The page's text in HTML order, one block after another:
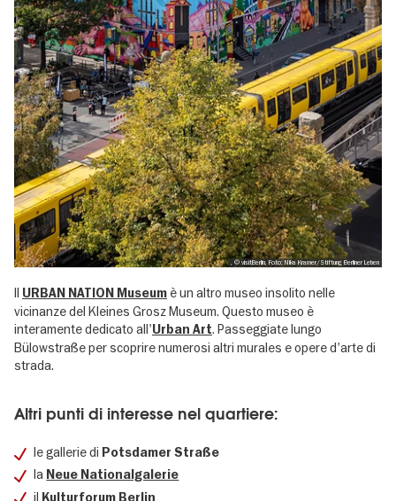
, © visitBerlin, Foto: Nika Kramer/Stiftung Berliner Leben
Il URBAN NATION Museum è un altro museo insolito nelle
vicinanze del Kleines Grosz Museum. Questo museo è
interamente dedicato all'Urban Art. Passeggiate lungo
Bülowstraße per scoprire numerosi altri murales e opere d'arte di
strada.
Altri punti di interesse nel quartiere:
le gallerie di Potsdamer Straße
la Neue Nationalgalerie
il Kulturforum Berlin